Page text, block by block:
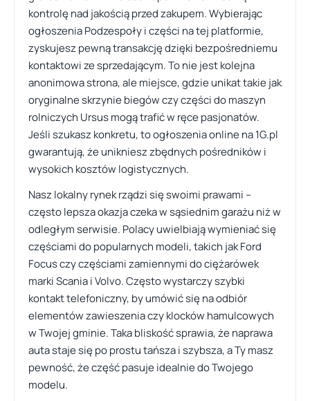
kontrolę nad jakością przed zakupem. Wybierając
ogłoszenia Podzespoły i części na tej platformie,
zyskujesz pewną transakcję dzięki bezpośredniemu
kontaktowi ze sprzedającym. To nie jest kolejna
anonimowa strona, ale miejsce, gdzie unikat takie jak
oryginalne skrzynie biegów czy części do maszyn
rolniczych Ursus mogą trafić w ręce pasjonatów.
Jeśli szukasz konkretu, to ogłoszenia online na 1G.pl
gwarantują, że unikniesz zbędnych pośredników i
wysokich kosztów logistycznych.
Nasz lokalny rynek rządzi się swoimi prawami –
często lepsza okazja czeka w sąsiednim garażu niż w
odległym serwisie. Polacy uwielbiają wymieniać się
częściami do popularnych modeli, takich jak Ford
Focus czy częściami zamiennymi do ciężarówek
marki Scania i Volvo. Często wystarczy szybki
kontakt telefoniczny, by umówić się na odbiór
elementów zawieszenia czy klocków hamulcowych
w Twojej gminie. Taka bliskość sprawia, że naprawa
auta staje się po prostu tańsza i szybsza, a Ty masz
pewność, że część pasuje idealnie do Twojego
modelu.